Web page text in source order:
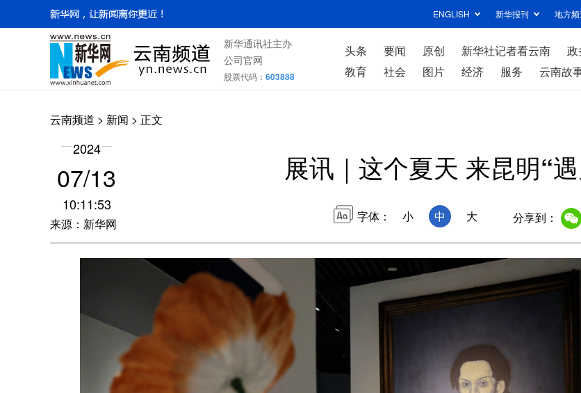
ENGLISH 新华报刊 地方频
新华通讯社主办
公司官网
股票代码： 603888
头条 要闻 原创 新华社记者看云南 政
教育
社会 图片 经济 服务 云南故
云南频道 > 新闻 > 正文
2024
07/13
10:11:53
来源：新华网
展讯｜这个夏天 来昆明“
字体： 小 中 大 分享到：